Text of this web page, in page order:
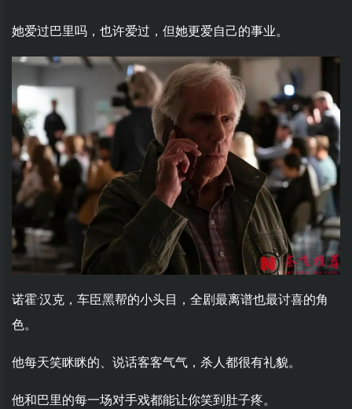
她爱过巴里吗，也许爱过，但她更爱自己的事业。
诺霍·汉克，车臣黑帮的小头目，全剧最离谱也最讨喜的角
色。
他每天笑眯眯的、说话客客气气，杀人都很有礼貌。
他和巴里的每一场对手戏都能让你笑到肚子疼。